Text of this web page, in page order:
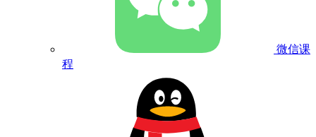
微信课
程